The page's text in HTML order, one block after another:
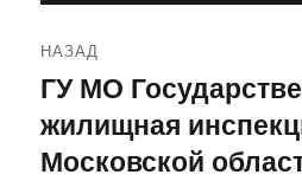
по
записям
НАЗАД
Предыдущая
запись:
ГУ МО
жилищная
Московской